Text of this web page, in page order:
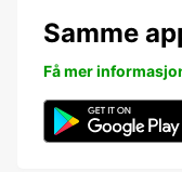
Samme
Få mer